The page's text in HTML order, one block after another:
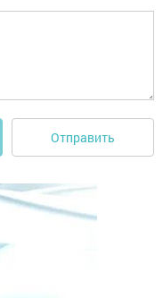
Отправить